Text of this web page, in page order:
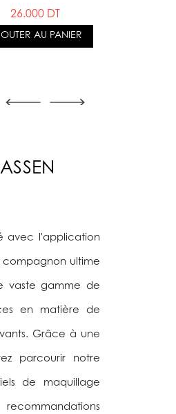
26.000 DT
AU PANIER
avec l'application
compagnon ultime
vaste gamme de
en matière de
Grâce à une
parcourir notre
de maquillage